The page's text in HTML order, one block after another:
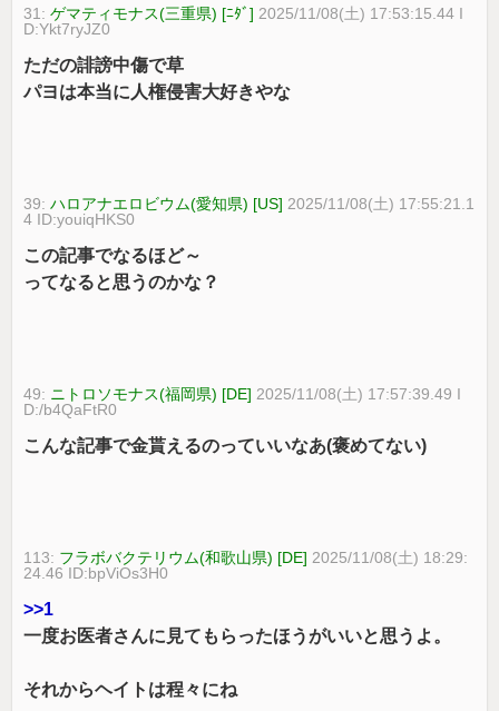
31:ゲマティモナス(三重県) [ﾆﾀﾞ] 2025/11/08(土) 17:53:15.44 I
D:Ykt7ryJZ0
ただの誹謗中傷で草
パヨは本当に人権侵害大好きやな
39:ハロアナエロビウム(愛知県) [US] 2025/11/08(土) 17:55:21.1
4 ID:youiqHKS0
この記事でなるほど～
ってなると思うのかな？
49: ニトロソモナス(福岡県) [DE] 2025/11/08(土) 17:57:39.49 I
D:/b4QaFtR0
こんな記事で金貰えるのっていいなあ(褒めてない)
113: フラボバクテリウム(和歌山県) [DE] 2025/11/08(土) 18:29:
24.46 ID:bpViOs3H0
>>1
一度お医者さんに見てもらったほうがいいと思うよ。
それからヘイトは程々にね